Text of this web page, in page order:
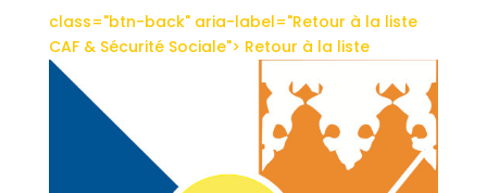
class="btn-back"aria-label="Retour à la liste
CAF & Sécurité Sociale"> Retour à la liste